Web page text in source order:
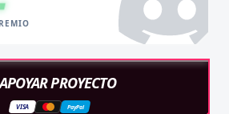
PROYECTO
VISA PayPal